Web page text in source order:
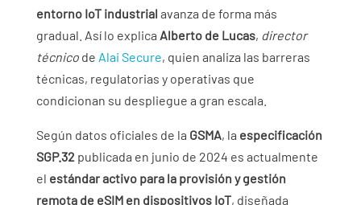
entorno IoT industrial avanza de forma más
gradual. Así lo explica Alberto de Lucas, director
técnicode Alai Secure, quien analiza las barreras
técnicas, regulatorias y operativas que
condicionan su despliegue a gran escala.
Según datos oficiales de la GSMA, la especificación
SGP.32publicada en junio de 2024 es actualmente
el estándar activo para la provisión y gestión
remota de eSIM en dispositivos IoT, diseñada